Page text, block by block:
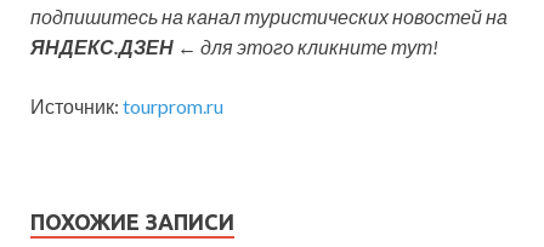
подпишитесь на канал туристических новостей на
ЯНДЕКС.ДЗЕН ← для этого кликните тут!
Источник: tourprom.ru
ПОХОЖИЕ ЗАПИСИ